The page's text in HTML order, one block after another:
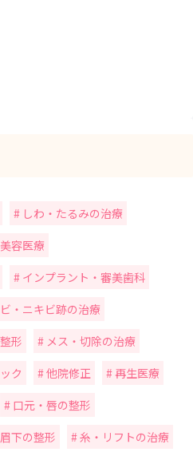
しわ・たるみの治療
容医療
インプラント・審美歯科
・ニキビ跡の治療
形
メス・切除の治療
ク 他院修正
再生医療
口元・唇の整形
下の整形 糸・リフトの治療